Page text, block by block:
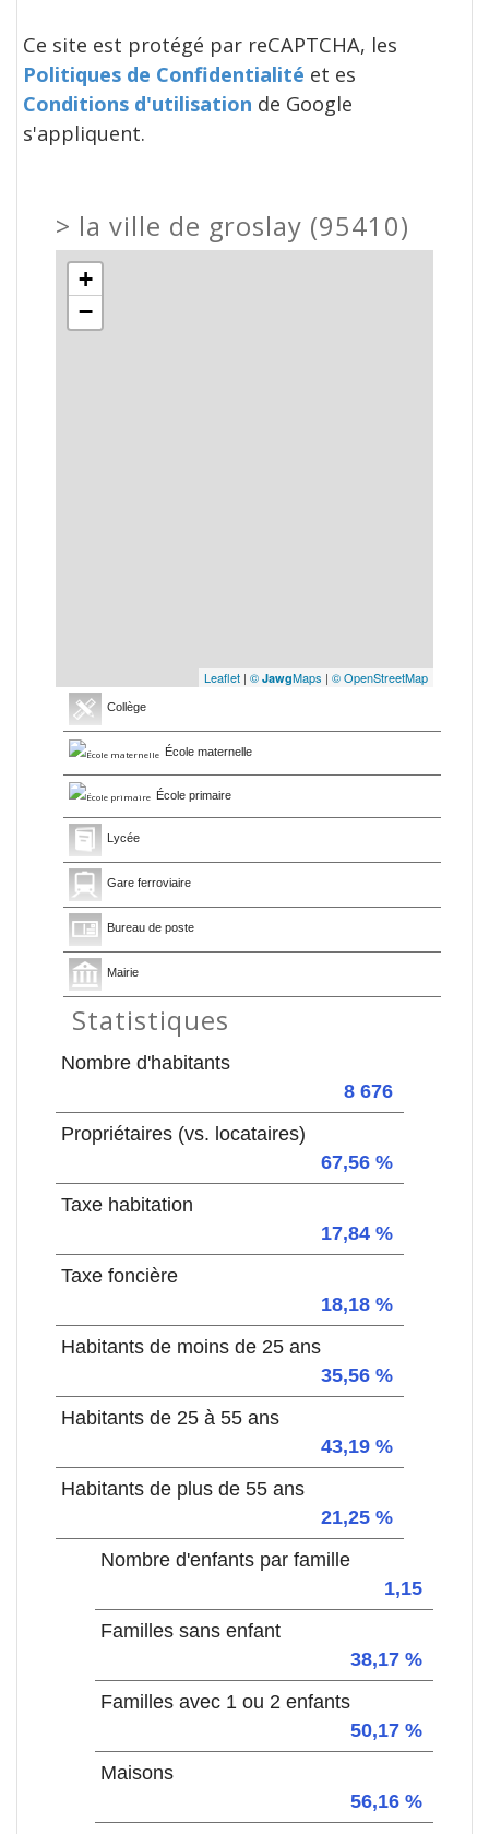
Ce site est protégé par reCAPTCHA, les
Politiques de Confidentialité et es
Conditions d'utilisation de Google
s'appliquent.
> la ville de groslay (95410)
+
−
Leaflet | © JawgMaps | © OpenStreetMap
Collège
École maternelle
École primaire
Lycée
Gare ferroviaire
Bureau de poste
Mairie
Statistiques
Nombre d'habitants
8 676
Propriétaires (vs. locataires)
67,56 %
Taxe habitation
17,84 %
Taxe foncière
18,18 %
Habitants de moins de 25 ans
35,56 %
Habitants de 25 à 55 ans
43,19 %
Habitants de plus de 55 ans
21,25 %
Nombre d'enfants par famille
1,15
Familles sans enfant
38,17 %
Familles avec 1 ou 2 enfants
50,17 %
Maisons
56,16 %